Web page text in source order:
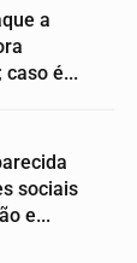
a
é...
sociais
e...